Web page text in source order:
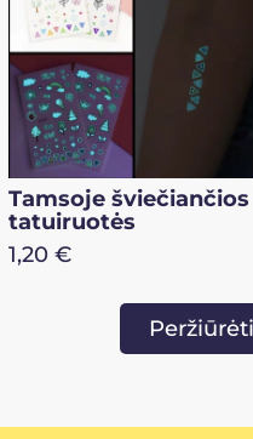
Magnetinė dėlionė
Saulės sistema
15,00€